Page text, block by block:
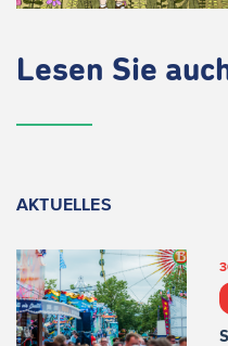
Lesen Sie
AKTUELLES